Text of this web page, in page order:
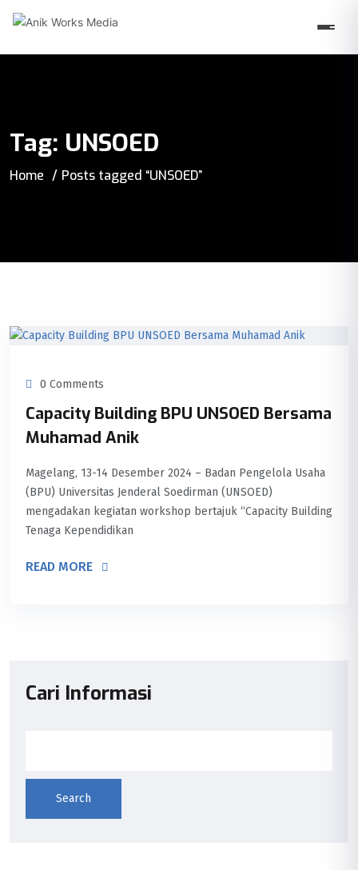
Tag: UNSOED
Home Posts tagged “UNSOED”
0 Comments
Capacity Building BPU UNSOED Bersama
Muhamad Anik
Magelang, 13-14 Desember 2024 – Badan Pengelola Usaha
(BPU) Universitas Jenderal Soedirman (UNSOED)
mengadakan kegiatan workshop bertajuk “Capacity Building
Tenaga Kependidikan
READ MORE
Cari Informasi
Search